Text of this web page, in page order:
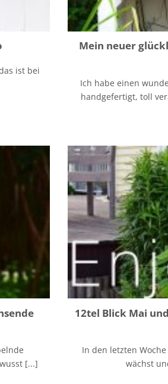
ist bei
Mein neuer
Ich habe einen
handgefertigt, toll
[...]
12tel Blick Mai
In den letzten
wächst